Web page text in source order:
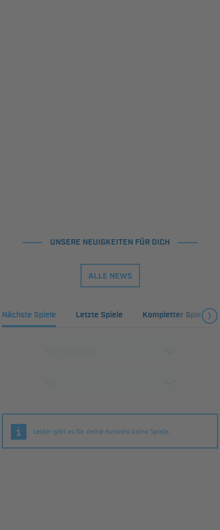
UNSERE NEUIGKEITEN FÜR DICH
ALLE NEWS
Nächste Spiele Letzte Spiele Kompletter Spielplan
Leider gibt es für deine Auswahl keine Spiele.